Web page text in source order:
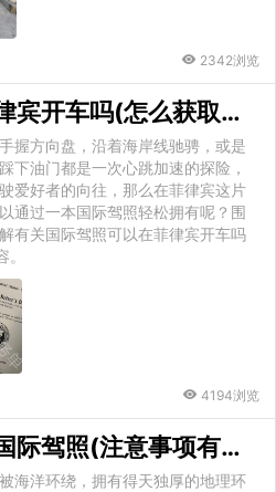
2342浏览
国际驾照可以在菲律宾开车吗(怎么获取国际驾照)
握方向盘，沿着海岸线驰骋，或是
下油门都是一次心跳加速的探险，
爱好者的向往，那么在菲律宾这片
通过一本国际驾照轻松拥有呢？围
有关国际驾照可以在菲律宾开车吗
4194浏览
菲律宾租车要不要国际驾照(注意事项有哪些)
海洋环绕，拥有得天独厚的地理环